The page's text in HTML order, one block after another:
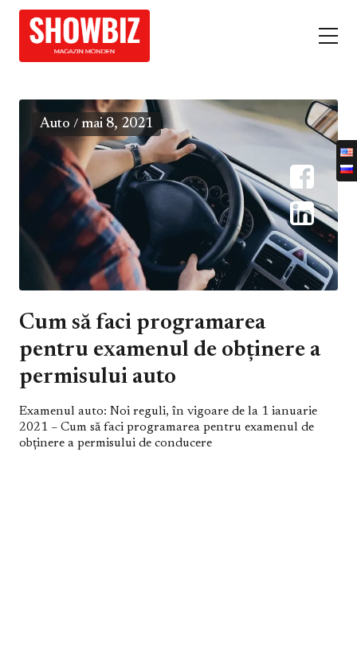
Auto / mai 8, 2021
Cum să faci programarea
pentru examenul de obținere a
permisului auto
Examenul auto: Noi reguli, în vigoare de la 1 ianuarie
2021 – Cum să faci programarea pentru examenul de
obținere a permisului de conducere